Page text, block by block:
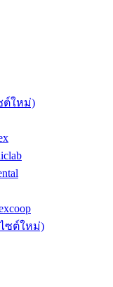
ต์ใหม่)
ซต์ใหม่)